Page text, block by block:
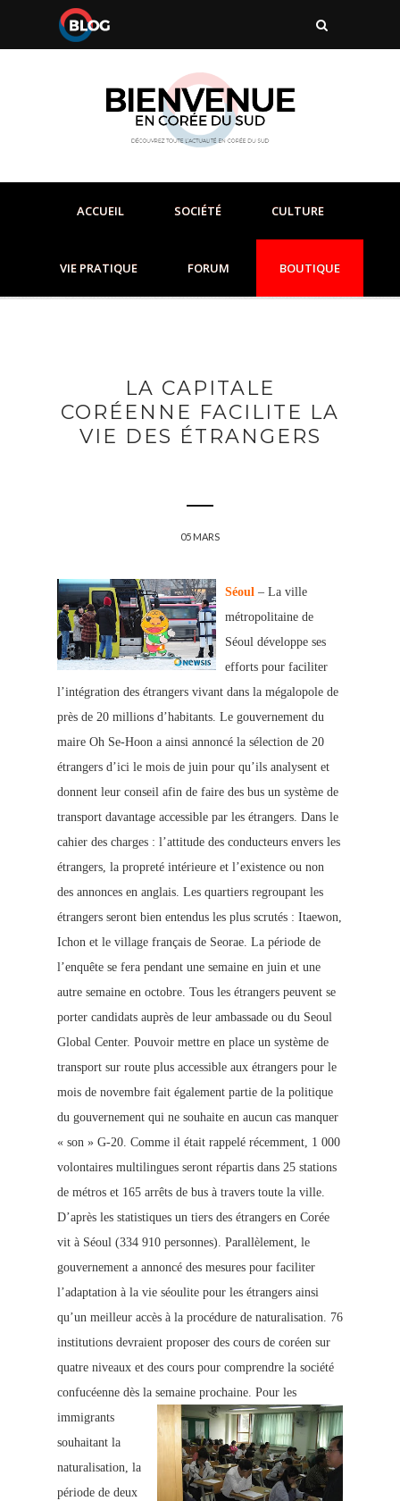
ACCUEIL SOCIÉTÉ CULTURE
VIE PRATIQUE FORUM BOUTIQUE
LA CAPITALE
CORÉENNE FACILITE LA
VIE DES ÉTRANGERS
05 MARS
Séoul – La ville
métropolitaine de
Séoul développe ses
efforts pour faciliter
l’intégration des étrangers vivant dans la mégalopole de
près de 20 millions d’habitants. Le gouvernement du
maire Oh Se-Hoon a ainsi annoncé la sélection de 20
étrangers d’ici le mois de juin pour qu’ils analysent et
donnent leur conseil afin de faire des bus un système de
transport davantage accessible par les étrangers. Dans le
cahier des charges : l’attitude des conducteurs envers les
étrangers, la propreté intérieure et l’existence ou non
des annonces en anglais. Les quartiers regroupant les
étrangers seront bien entendus les plus scrutés : Itaewon,
Ichon et le village français de Seorae. La période de
l’enquête se fera pendant une semaine en juin et une
autre semaine en octobre. Tous les étrangers peuvent se
porter candidats auprès de leur ambassade ou du Seoul
Global Center. Pouvoir mettre en place un système de
transport sur route plus accessible aux étrangers pour le
mois de novembre fait également partie de la politique
du gouvernement qui ne souhaite en aucun cas manquer
« son » G-20. Comme il était rappelé récemment, 1 000
volontaires multilingues seront répartis dans 25 stations
de métros et 165 arrêts de bus à travers toute la ville.
D’après les statistiques un tiers des étrangers en Corée
vit à Séoul (334 910 personnes). Parallèlement, le
gouvernement a annoncé des mesures pour faciliter
l’adaptation à la vie séoulite pour les étrangers ainsi
qu’un meilleur accès à la procédure de naturalisation. 76
institutions devraient proposer des cours de coréen sur
quatre niveaux et des cours pour comprendre la société
confucéenne dès la semaine prochaine. Pour les
immigrants
souhaitant la
naturalisation, la
période de deux